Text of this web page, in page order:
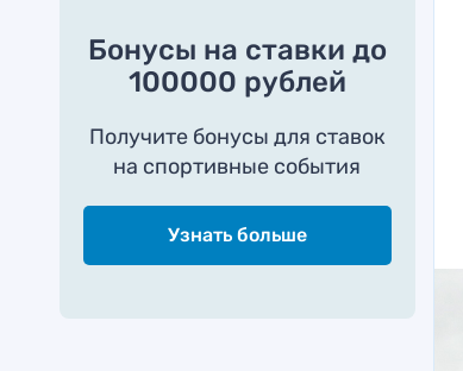
Бонусы на ставки до
100000 рублей
Получите бонусы для ставок
на спортивные события
Узнать больше